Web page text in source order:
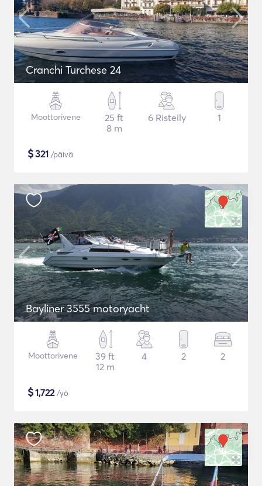
Cranchi Turchese 24
Moottorivene
25 ft
8 m
6 Risteily 1
$321 /päivä
Bayliner 3555 motoryacht
Moottorivene
39 ft
12 m
4 2 2
$1,722/yö